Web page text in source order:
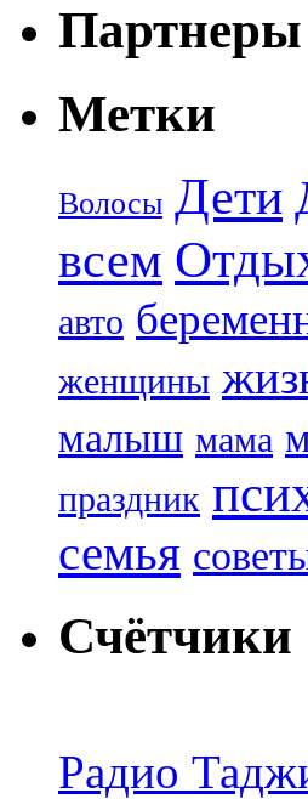
Партнеры
Метки
Волосы Дети
всем
авто
женщины
малыш мама
праздник
семья
Счётчики
Радио